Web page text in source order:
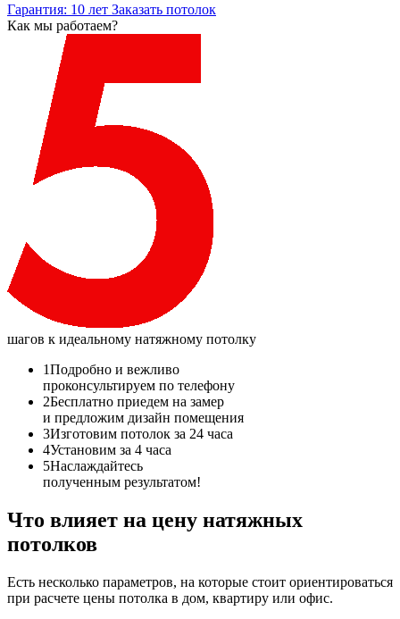
Гарантия: 10 лет Заказать потолок
Как мы работаем?
шагов к идеальному натяжному потолку
1Подробно и вежливо
проконсультируем по телефону
2Бесплатно приедем на замер
и предложим дизайн помещения
3Изготовим потолок за 24 часа
4Установим за 4 часа
5Наслаждайтесь
полученным результатом!
Что влияет на цену натяжных
потолков
Есть несколько параметров, на которые стоит ориентироваться
при расчете цены потолка в дом, квартиру или офис.